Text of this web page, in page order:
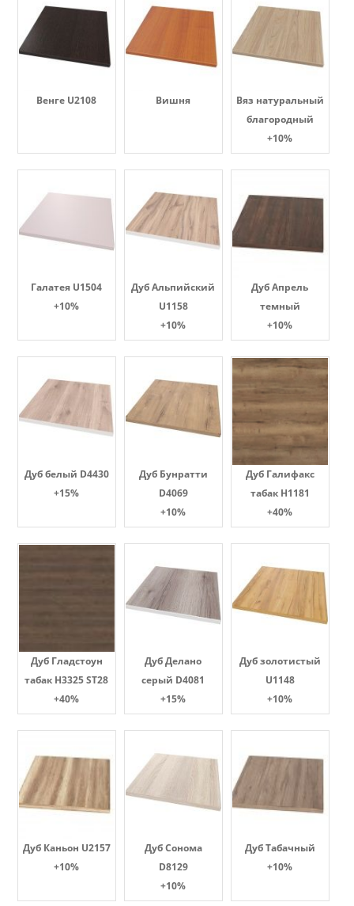
Венге U2108 Вишня
Вяз натуральный
благородный
+10%
Галатея U1504
+10%
Дуб Альпийский
U1158
+10%
Дуб Апрель
темный
+10%
Дуб белый D4430
+15%
Дуб Бунратти
D4069
+10%
Дуб Галифакс
табак Н1181
+40%
Дуб Гладстоун
табак H3325 ST28
+40%
Дуб Делано
серый D4081
+15%
Дуб золотистый
U1148
+10%
Дуб Каньон U2157
+10%
Дуб Сонома
D8129
+10%
Дуб Табачный
+10%